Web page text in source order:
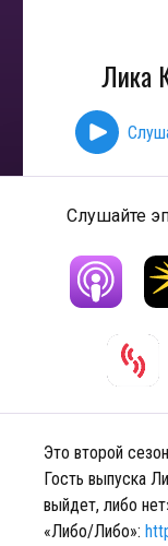
Лика
Слушайте
Это второй
Гость выпуска
выйдет, либо
«Либо/Либо»: